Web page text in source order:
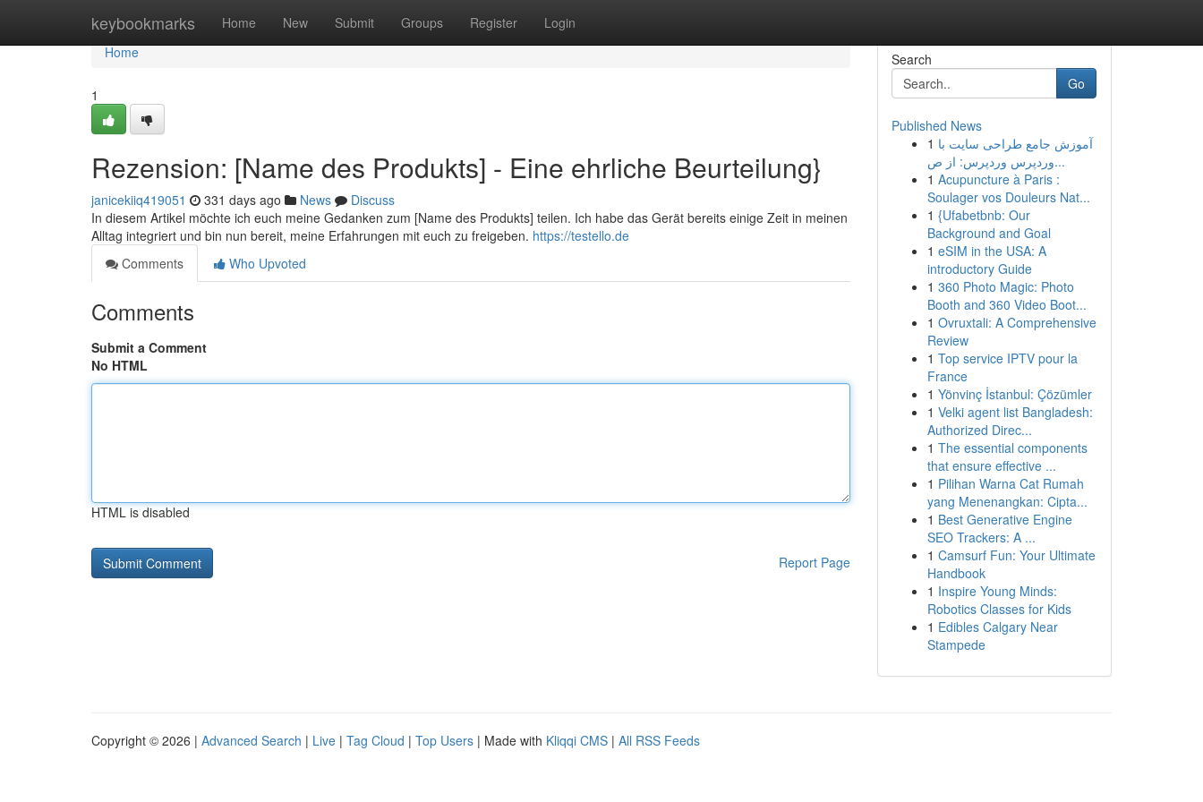
keybookmarks Home New Submit Groups Register Login
Home
Home
1
Rezension: [Name des Produkts] - Eine ehrliche Beurteilung}
janicekiiq419051 331 days ago News
Discuss
In diesem Artikel möchte ich euch meine Gedanken zum [Name des Produkts] teilen. Ich habe das Gerät bereits einige Zeit in meinen
Alltag integriert und bin nun bereit, meine Erfahrungen mit euch zu freigeben. https://testello.de
Comments
Who Upvoted
Comments
Submit a Comment
No HTML
HTML is disabled
Report Page
Search
Go
Published News
1 آموزش جامع طراحی سایت با
وردپرس وردپرس: از ص...
1 Acupuncture à Paris :
Soulager vos Douleurs Nat...
1 {Ufabetbnb: Our
Background and Goal
1 eSIM in the USA: A
introductory Guide
1 360 Photo Magic: Photo
Booth and 360 Video Boot...
1 Ovruxtali: A Comprehensive
Review
1 Top service IPTV pour la
France
1 Yönvinç İstanbul: Çözümler
1 Velki agent list Bangladesh:
Authorized Direc...
1 The essential components
that ensure effective ...
1 Pilihan Warna Cat Rumah
yang Menenangkan: Cipta...
1 Best Generative Engine
SEO Trackers: A ...
1 Camsurf Fun: Your Ultimate
Handbook
1 Inspire Young Minds:
Robotics Classes for Kids
1 Edibles Calgary Near
Stampede
Copyright © 2026 | Advanced Search | Live | Tag Cloud | Top Users | Made with Kliqqi CMS | All RSS Feeds